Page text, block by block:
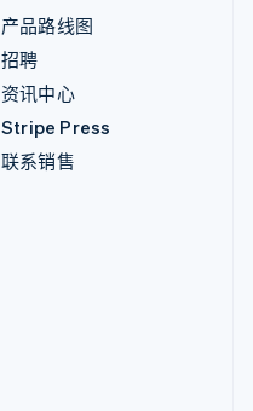
产品路线图
招聘
资讯中心
Stripe Press
联系销售